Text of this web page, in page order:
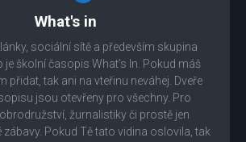
What's in
sociální sítě a především skupina
je školní časopis What’s In. Pokud máš
přidat, tak ani na vteřinu neváhej. Dveře
jsou otevřeny pro všechny. Pro
žurnalistiky či prostě jen
Pokud Tě tato vidina oslovila, tak